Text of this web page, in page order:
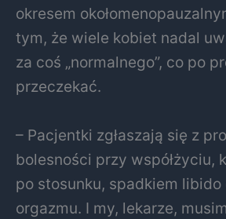
okresem
tym, że wiele kobiet nadal
za coś „normalnego”, co po
przeczekać.
– Pacjentki zgłaszają się z
bolesności przy współżyciu,
po stosunku, spadkiem libido
orgazmu. I my, lekarze,